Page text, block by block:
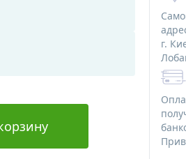
мыла
Стеклянная тара
Различная тара
Тара для
Наборы
Картинки на
г.